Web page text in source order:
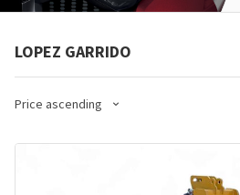
LOPEZ GARRIDO
Price ascending